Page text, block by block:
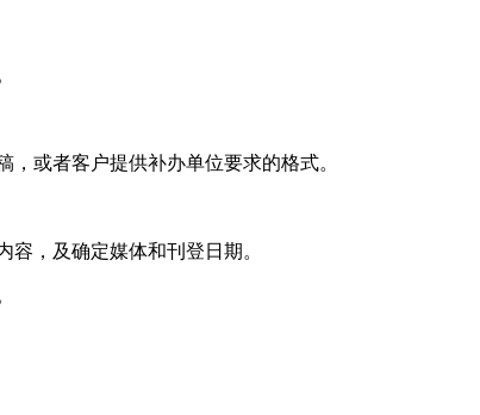
或者客户提供补办单位要求的格式。
，及确定媒体和刊登日期。